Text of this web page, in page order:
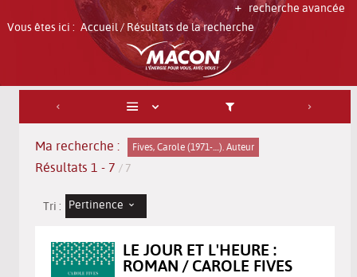
recherche avancée
Vous êtes ici : Accueil/ Résultats de la recherche
Ma recherche : Fives, Carole (1971-....). Auteur
Résultats 1 - 7 / 7
Tri : Pertinence
LE JOUR ET L'HEURE :
ROMAN / CAROLE FIVES